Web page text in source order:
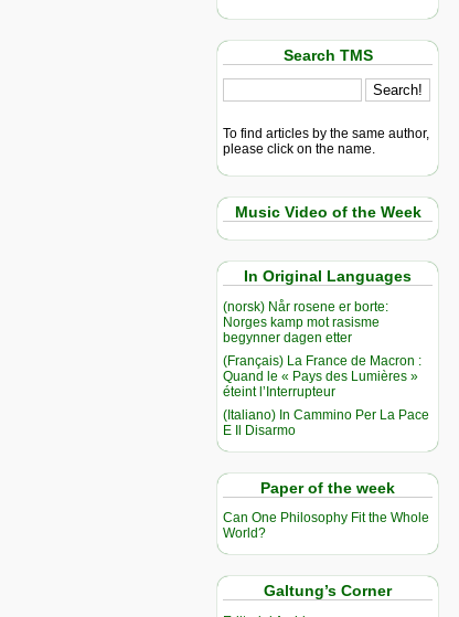
Search TMS
To find articles by the same author,
please click on the name.
Music Video of the Week
In Original Languages
(norsk) Når rosene er borte:
Norges kamp mot rasisme
begynner dagen etter
(Français) La France de Macron :
Quand le « Pays des Lumières »
éteint l’Interrupteur
(Italiano) In Cammino Per La Pace
E Il Disarmo
Paper of the week
Can One Philosophy Fit the Whole
World?
Galtung’s Corner